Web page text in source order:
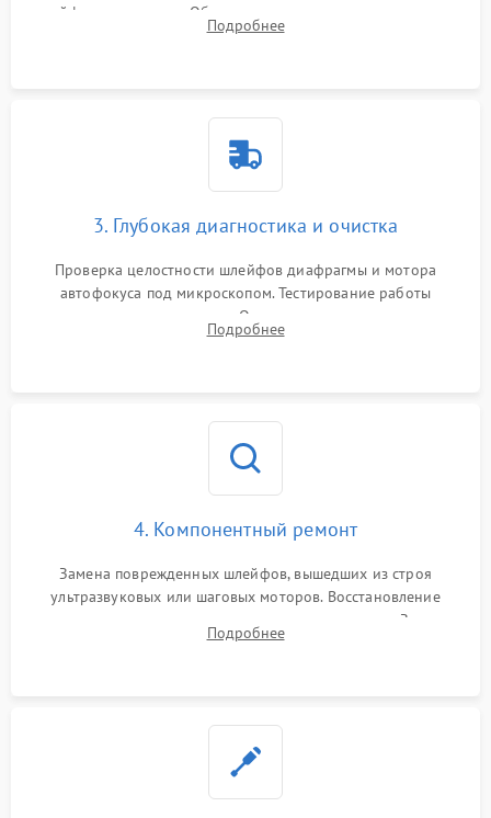
шлейфов и приводов. Обязательная маркировка положения
линзовых групп для сохранения заводской центровки при
Подробнее
3. Глубокая диагностика и очистка
Проверка целостности шлейфов диафрагмы и мотора
автофокуса под микроскопом. Тестирование работы
электромагнитного привода. Очистка оптических элементов
от пыли, следов влаги и грибка спецрастворами без
Подробнее
4. Компонентный ремонт
Замена поврежденных шлейфов, вышедших из строя
ультразвуковых или шаговых моторов. Восстановление
геометрии направляющих при заклинивании зума. Замена
неисправного блока диафрагмы, датчиков положения или
Подробнее